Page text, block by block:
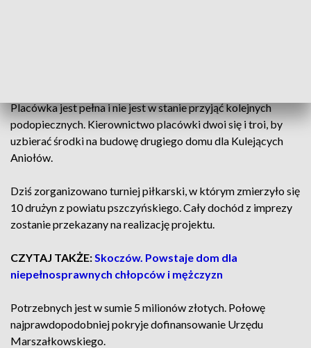
Placówka jest pełna i nie jest w stanie przyjąć kolejnych
podopiecznych. Kierownictwo placówki dwoi się i troi, by
uzbierać środki na budowę drugiego domu dla Kulejących
Aniołów.
Dziś zorganizowano turniej piłkarski, w którym zmierzyło się
10 drużyn z powiatu pszczyńskiego. Cały dochód z imprezy
zostanie przekazany na realizację projektu.
CZYTAJ TAKŻE:Skoczów. Powstaje dom dla
niepełnosprawnych chłopców i mężczyzn
Potrzebnych jest w sumie 5 milionów złotych. Połowę
najprawdopodobniej pokryje dofinansowanie Urzędu
Marszałkowskiego.